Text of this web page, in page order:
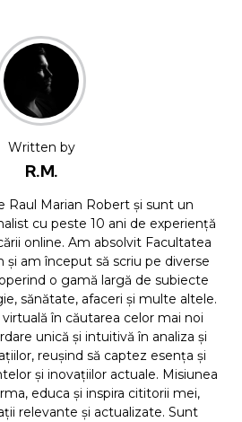
Written by
R.M.
Raul Marian Robert și sunt un
cu peste 10 ani de experiență
online. Am absolvit Facultatea
și am început să scriu pe diverse
o gamă largă de subiecte
sănătate, afaceri și multe altele.
în căutarea celor mai noi
unică și intuitivă în analiza și
reușind să captez esența și
și inovațiilor actuale. Misiunea
educa și inspira cititorii mei,
relevante și actualizate. Sunt